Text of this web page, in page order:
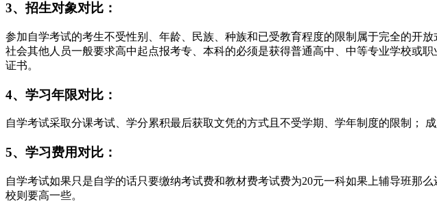
3、招生对象对比：
参加自学考试的考生不受性别、年龄、民族、种族和已受教育程度的限制属于完全的开
社会其他人员一般要求高中起点报考专、本科的必须是获得普通高中、中等专业学校或
证书。
4、学习年限对比：
自学考试采取分课考试、学分累积最后获取文凭的方式且不受学期、学年制度的限制；
5、学习费用对比：
自学考试如果只是自学的话只要缴纳考试费和教材费考试费为20元一科如果上辅导班那
校则要高一些。